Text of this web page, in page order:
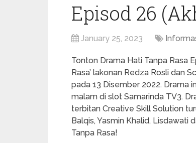
Episod 26
January 25, 2023
Tonton Drama Hati Tanpa Rasa
Rasa’ lakonan Redza Rosli dan
pada 13 Disember 2022. Drama
malam di slot Samarinda TV3.
terbitan Creative Skill Solution
Balqis, Yasmin Khalid, Lisdawati
Tanpa Rasa!